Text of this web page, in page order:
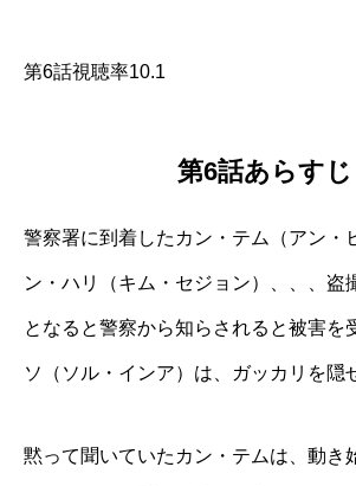
第6話視聴率10.1
第6話あらすじ
警察署に到着したカン・テム（アン・
ン・ハリ（キム・セジョン）、、、盗
となると警察から知らされると被害を
ソ（ソル・インア）は、ガッカリを隠
黙って聞いていたカン・テムは、動き